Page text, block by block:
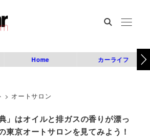
Home カーライフ
> オートサロン
」はオイルと排ガスの香りが漂っ
京オートサロンを見てみよう！